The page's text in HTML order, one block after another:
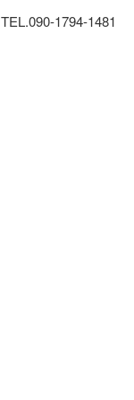
TEL.090-1794-1481